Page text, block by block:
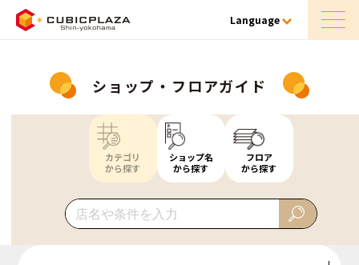
Language
ショップ・フロアガイド
カテゴリ
から探す
ショップ名
から探す
フロア
から探す